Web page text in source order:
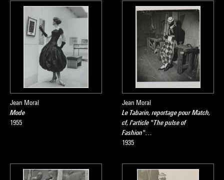
Jean Moral
Mode
1955
Jean Moral
Le Tabarin, reportage pour Match,
cf, l'article "The pulse of
Fashion"…
1935